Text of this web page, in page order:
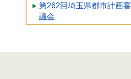
第262回埼玉県都市計画審
議会